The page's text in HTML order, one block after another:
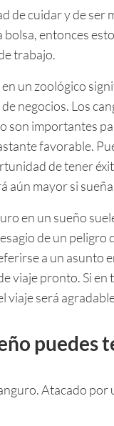
de cuidar y de ser
bolsa, entonces
trabajo.
un zoológico
negocios. Los
son importantes
favorable.
de tener
aún mayor si
en un sueño
de un
a un asunto
viaje pronto. Si
viaje será
puedes
Atacado por